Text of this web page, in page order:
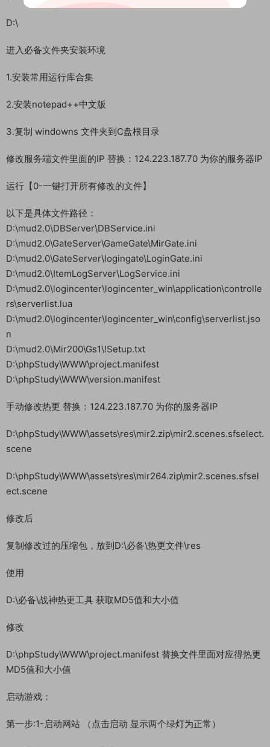
D:\
进入必备文件夹安装环境
1.安装常用运行库合集
2.安装notepad++中文版
3.复制 windowns 文件夹到C盘根目录
修改服务端文件里面的IP 替换：124.223.187.70 为你的服务器IP
运行【0-一键打开所有修改的文件】
以下是具体文件路径：
D:\mud2.0\DBServer\DBService.ini
D:\mud2.0\GateServer\GameGate\MirGate.ini
D:\mud2.0\GateServer\logingate\LoginGate.ini
D:\mud2.0\ItemLogServer\LogService.ini
D:\mud2.0\logincenter\logincenter_win\application\controlle
rs\serverlist.lua
D:\mud2.0\logincenter\logincenter_win\config\serverlist.jso
n
D:\mud2.0\Mir200\Gs1\!Setup.txt
D:\phpStudy\WWW\project.manifest
D:\phpStudy\WWW\version.manifest
手动修改热更 替换：124.223.187.70 为你的服务器IP
D:\phpStudy\WWW\assets\res\mir2.zip\mir2.scenes.sfselect.
scene
D:\phpStudy\WWW\assets\res\mir264.zip\mir2.scenes.sfsel
ect.scene
修改后
复制修改过的压缩包，放到D:\必备\热更文件\res
使用
D:\必备\战神热更工具 获取MD5值和大小值
修改
D:\phpStudy\WWW\project.manifest 替换文件里面对应得热更
MD5值和大小值
启动游戏：
第一步:1-启动网站 （点击启动 显示两个绿灯为正常）